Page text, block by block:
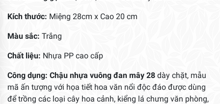
Kích thước: Miệng 28cm x Cao 20 cm
Màu sắc: Trắng
Chất liệu: Nhựa PP cao cấp
Công dụng: Chậu nhựa vuông đan mây 28 dày chặt, mẫu
mã ấn tượng với họa tiết hoa văn nổi độc đáo được dùng
để trồng các loại cây hoa cảnh, kiểng lá chưng văn phòng,